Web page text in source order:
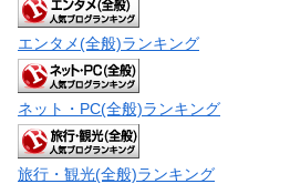
エンタメ(全般)ランキング
ネット・PC(全般)ランキング
旅行・観光(全般)ランキング